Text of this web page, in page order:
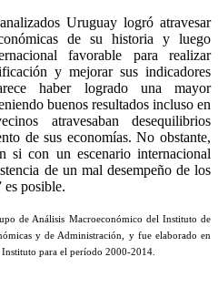
Uruguay logró atravesar
de su historia y luego
favorable para realizar
y mejorar sus indicadores
haber logrado una mayor
buenos resultados incluso en
atravesaban desequilibrios
de sus economías. No obstante,
si con un escenario internacional
de un mal desempeño de los
es posible.
de Análisis Macroeconómico del Instituto de
y de Administración, y fue elaborado en
Instituto para el período 2000-2014.